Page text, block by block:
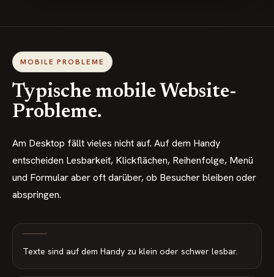
MOBILE PROBLEME
Typische mobile Website-
Probleme.
Am Desktop fällt vieles nicht auf. Auf dem Handy
entscheiden Lesbarkeit, Klickflächen, Reihenfolge, Menü
und Formular aber oft darüber, ob Besucher bleiben oder
abspringen.
Texte sind auf dem Handy zu klein oder schwer lesbar.